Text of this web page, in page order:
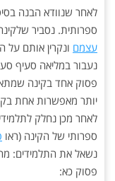
לאחר שנוודא הבנה
ספרותית. נסביר
עצמם ונקרין אותם על
נעבור במליאה סעיף
פסוק אחד בקינה
יותר מאפשרות אחת
לאחר מכן נחלק
ספרותי של הקינה (ראו
נשאל את התלמידים:
פסוק כא: